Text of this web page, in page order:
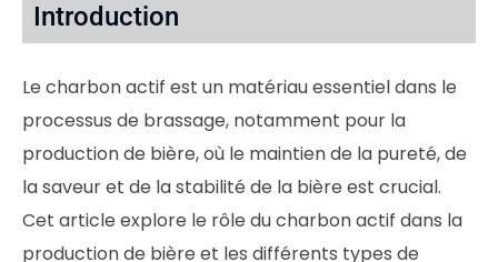
Introduction
Le charbon actif est un matériau essentiel dans le
processus de brassage, notamment pour la
production de bière, où le maintien de la pureté, de
la saveur et de la stabilité de la bière est crucial.
Cet article explore le rôle du charbon actif dans la
production de bière et les différents types de